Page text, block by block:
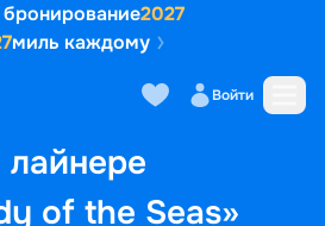
бронирование2027
миль каждому
Войти
лайнере
of the Seas»
кают Маршрут и